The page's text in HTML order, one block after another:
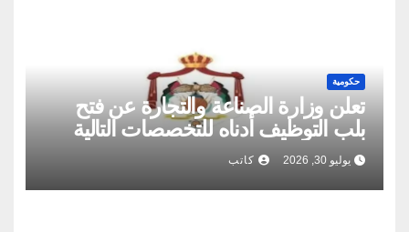
حكومية
تعلن وزارة الصناعة والتجارة عن فتح
بلب التوظيف أدناه للتخصصات التالية
يوليو 30, 2026 كاتب